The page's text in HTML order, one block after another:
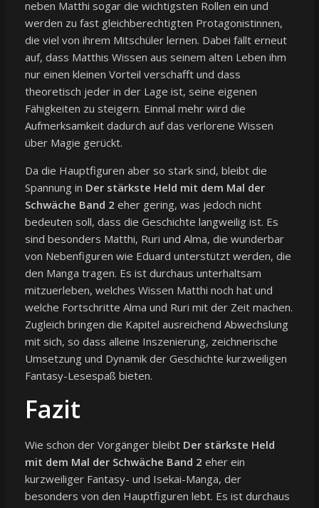
neben Matthi sogar die wichtigsten Rollen ein und
werden zu fast gleichberechtigten Protagonistinnen,
die viel von ihrem Mitschüler lernen. Dabei fällt erneut
auf, dass Matthis Wissen aus seinem alten Leben ihm
nur einen kleinen Vorteil verschafft und dass
theoretisch jeder in der Lage ist, seine eigenen
Fähigkeiten zu steigern. Einmal mehr wird die
Aufmerksamkeit dadurch auf das verlorene Wissen
über Magie gerückt.
Da die Hauptfiguren aber so stark sind, bleibt die
Spannung in Der stärkste Held mit dem Mal der
Schwäche Band 2 eher gering, was jedoch nicht
bedeuten soll, dass die Geschichte langweilig ist. Es
sind besonders Matthi, Ruri und Alma, die wunderbar
von Nebenfiguren wie Eduard unterstützt werden, die
den Manga tragen. Es ist durchaus unterhaltsam
mitzuerleben, welches Wissen Matthi noch hat und
welche Fortschritte Alma und Ruri mit der Zeit machen.
Zugleich bringen die Kapitel ausreichend Abwechslung
mit sich, so dass alleine Inszenierung, zeichnerische
Umsetzung und Dynamik der Geschichte kurzweiligen
Fantasy-Lesespaß bieten.
Fazit
Wie schon der Vorgänger bleibt Der stärkste Held
mit dem Mal der Schwäche Band 2 eher ein
kurzweiliger Fantasy- und Isekai-Manga, der
besonders von den Hauptfiguren lebt. Es ist durchaus